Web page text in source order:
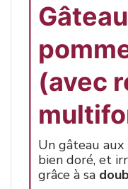
(avec
Un gâteau
bien doré, et
grâce à sa